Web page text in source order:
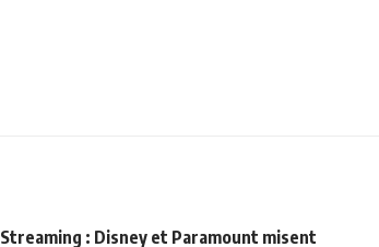
Streaming : Disney et Paramount misent